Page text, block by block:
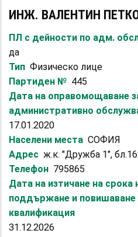
ИНЖ. ВАЛЕНТИН
ПЛ с дейности по адм.
да
Тип Физическо лице
Партиден № 445
Дата на оправомощаване
административно
17.01.2020
Населени места СОФИЯ
Адрес ж.к. "Дружба 1",
Телефон 795865
Дата на изтичане на срока
поддържане и повишаване
квалификация
31.12.2026